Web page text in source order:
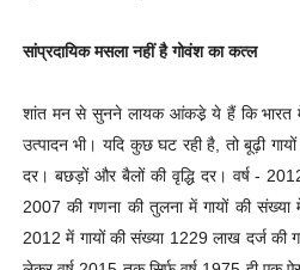
सांप्रदायिक मसला नहीं है गोवंश का कत्ल
शांत मन से सुनने लायक आंकडे़ ये हैं कि भारत मेें
उत्पादन भी। यदि कुछ घट रही है, तो बूढ़ी
दर। बछड़ों और बैलों की वृद्धि दर। वर्ष -
2007 की गणना की तुलना में गायों की संख्या
2012 में गायों की संख्या 1229 लाख दर्ज